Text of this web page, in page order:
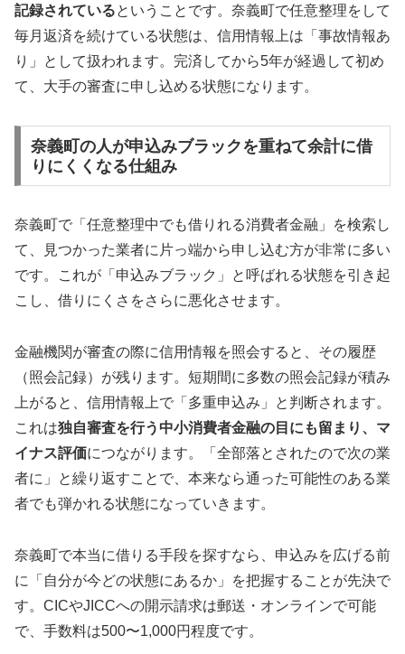
記録されているということです。奈義町で任意整理をして
毎月返済を続けている状態は、信用情報上は「事故情報あ
り」として扱われます。完済してから5年が経過して初め
て、大手の審査に申し込める状態になります。
奈義町の人が申込みブラックを重ねて余計に借
りにくくなる仕組み
奈義町で「任意整理中でも借りれる消費者金融」を検索し
て、見つかった業者に片っ端から申し込む方が非常に多い
です。これが「申込みブラック」と呼ばれる状態を引き起
こし、借りにくさをさらに悪化させます。
金融機関が審査の際に信用情報を照会すると、その履歴
（照会記録）が残ります。短期間に多数の照会記録が積み
上がると、信用情報上で「多重申込み」と判断されます。
これは独自審査を行う中小消費者金融の目にも留まり、マ
イナス評価につながります。「全部落とされたので次の業
者に」と繰り返すことで、本来なら通った可能性のある業
者でも弾かれる状態になっていきます。
奈義町で本当に借りる手段を探すなら、申込みを広げる前
に「自分が今どの状態にあるか」を把握することが先決で
す。CICやJICCへの開示請求は郵送・オンラインで可能
で、手数料は500〜1,000円程度です。